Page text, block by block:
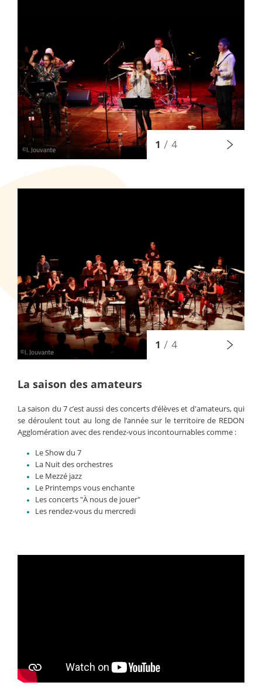
1 / 4
1 / 4
La saison des amateurs
La saison du 7 c’est aussi des concerts d’élèves et d'amateurs, qui
se déroulent tout au long de l’année sur le territoire de REDON
Agglomération avec des rendez-vous incontournables comme :
Le Show du 7
La Nuit des orchestres
Le Mezzé jazz
Le Printemps vous enchante
Les concerts "À nous de jouer"
Les rendez-vous du mercredi